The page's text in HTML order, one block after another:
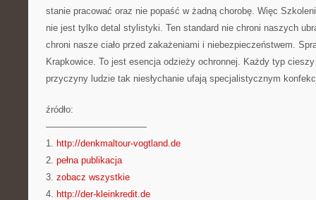
stanie pracować oraz nie popaść w żadną chorobę. Więc
nie jest tylko detal stylistyki. Ten standard nie chroni naszych
chroni nasze ciało przed zakażeniami i niebezpieczeństwem.
Krapkowice. To jest esencja odzieży ochronnej. Każdy typ
przyczyny ludzie tak niesłychanie ufają specjalistycznym
źródło:
———————————
1. http://denkmaltour-vogtland.de
2. pełna publikacja
3. zobacz wszystkie
4. http://der-kleinkredit.de